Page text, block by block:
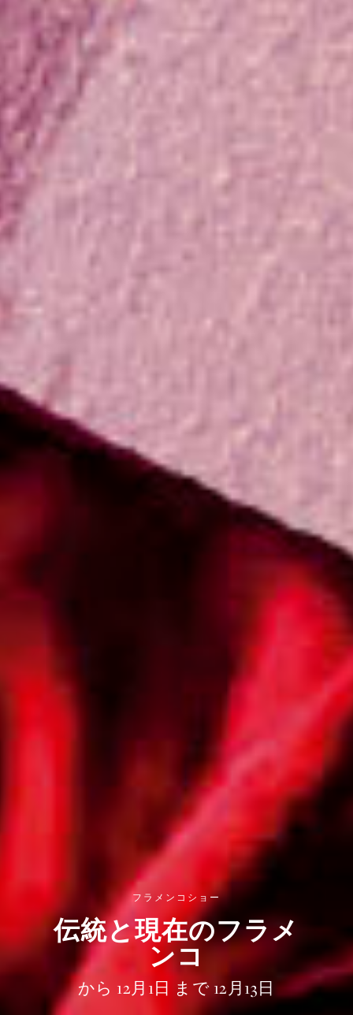
フラメンコショー
伝統と現在のフラメ
ンコ
から 12月1日 まで 12月13日